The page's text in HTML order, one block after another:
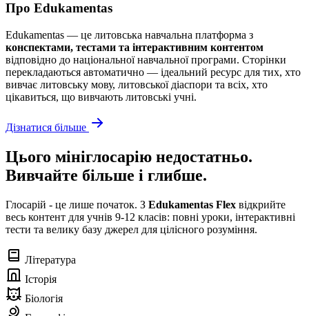
Про Edukamentas
Edukamentas — це литовська навчальна платформа з
конспектами, тестами та інтерактивним контентом
відповідно до національної навчальної програми. Сторінки
перекладаються автоматично — ідеальний ресурс для тих, хто
вивчає литовську мову, литовської діаспори та всіх, хто
цікавиться, що вивчають литовські учні.
Дізнатися більше
Цього мініглосарію недостатньо.
Вивчайте більше і глибше.
Глосарій - це лише початок. З Edukamentas Flex відкрийте
весь контент для учнів 9-12 класів: повні уроки, інтерактивні
тести та велику базу джерел для цілісного розуміння.
Література
Історія
Біологія